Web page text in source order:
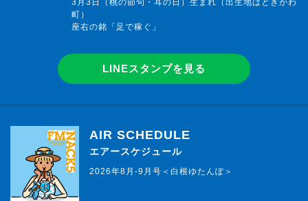
3月3日（桃の節句・耳の日）生まれ（出生地はときがわ
町）
座右の銘「足で稼ぐ」
LINEスタンプを見る
AIR SCHEDULE
エアースケジュール
2026年8月-9月号＜白根ゆたんぽ＞